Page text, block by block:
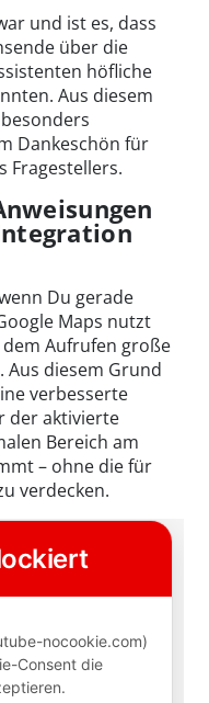
und ist es, dass
über die
höfliche
Aus diesem
Dankeschön für
Fragestellers.
Du gerade
Maps nutzt
Aufrufen große
Aus diesem Grund
verbesserte
der aktivierte
Bereich am
– ohne die für
verdecken.